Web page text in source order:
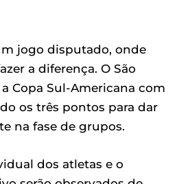
jogo disputado, onde
a diferença. O São
Copa Sul-Americana com
os três pontos para dar
na fase de grupos.
dos atletas e o